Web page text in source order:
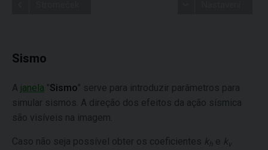
Sismo
A janela "Sismo" serve para introduzir parâmetros para
simular sismos. A direção dos efeitos da ação sísmica
são visíveis na imagem.
Caso não seja possível obter os coeficientes kh e k v